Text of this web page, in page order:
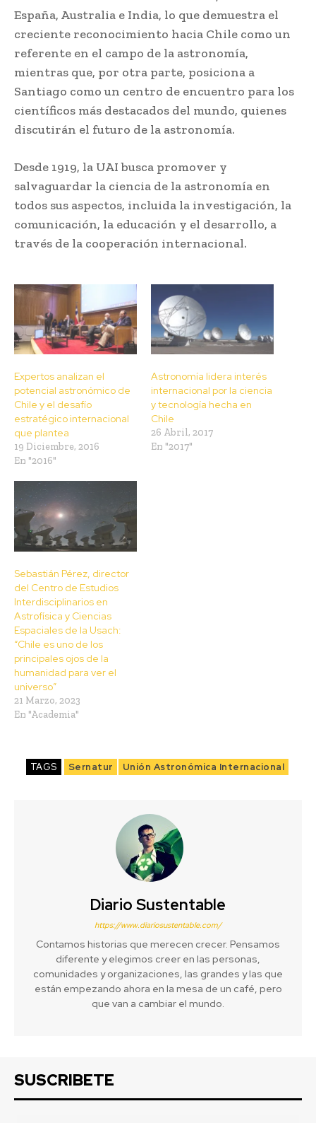
España, Australia e India, lo que demuestra el
creciente reconocimiento hacia Chile como un
referente en el campo de la astronomía,
mientras que, por otra parte, posiciona a
Santiago como un centro de encuentro para los
científicos más destacados del mundo, quienes
discutirán el futuro de la astronomía.
Desde 1919, la UAI busca promover y
salvaguardar la ciencia de la astronomía en
todos sus aspectos, incluida la investigación, la
comunicación, la educación y el desarrollo, a
través de la cooperación internacional.
Expertos analizan el
potencial astronómico de
Chile y el desafío
estratégico internacional
que plantea
19 Diciembre, 2016
En "2016"
Astronomía lidera interés
internacional por la ciencia
y tecnología hecha en
Chile
26 Abril, 2017
En "2017"
Sebastián Pérez, director
del Centro de Estudios
Interdisciplinarios en
Astrofísica y Ciencias
Espaciales de la Usach:
“Chile es uno de los
principales ojos de la
humanidad para ver el
universo”
21 Marzo, 2023
En "Academia"
TAGS Sernatur Unión Astronómica Internacional
Diario Sustentable
https://www.diariosustentable.com/
Contamos historias que merecen crecer. Pensamos
diferente y elegimos creer en las personas,
comunidades y organizaciones, las grandes y las que
están empezando ahora en la mesa de un café, pero
que van a cambiar el mundo.
SUSCRIBETE